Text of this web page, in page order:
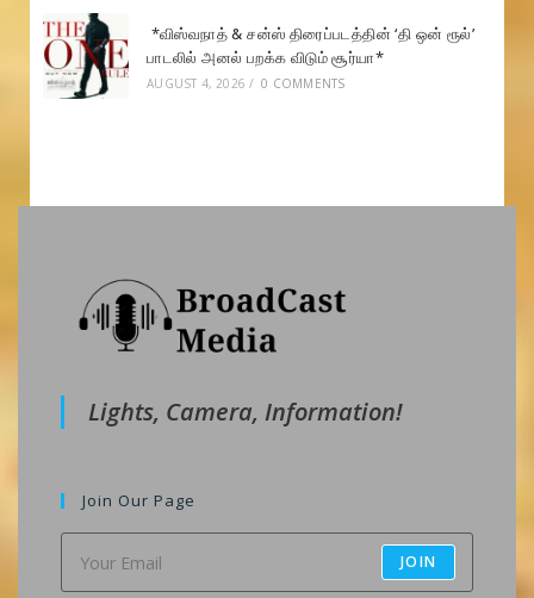
*விஸ்வநாத் & சன்ஸ் திரைப்படத்தின் ‘தி ஒன் ரூல்’
பாடலில் அனல் பறக்க விடும் சூர்யா*
AUGUST 4, 2026 / 0 COMMENTS
Lights, Camera, Information!
Join Our Page
JOIN